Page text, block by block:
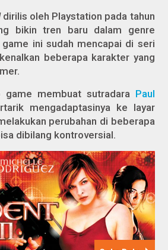
dirilis oleh Playstation pada tahun
bikin tren baru dalam genre
ini sudah mencapai di seri
beberapa karakter yang
game membuat sutradara Paul
mengadaptasinya ke layar
perubahan di beberapa
dibilang kontroversial.